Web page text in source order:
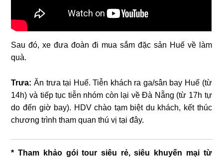
Sau đó, xe đưa đoàn đi mua sắm đặc sản Huế về làm
quà.
Trưa: Ăn trưa tại Huế. Tiễn khách ra ga/sân bay Huế (từ
14h) và tiếp tục tiễn nhóm còn lại về Đà Nẵng (từ 17h tự
do đến giờ bay). HDV chào tạm biệt du khách, kết thúc
chương trình tham quan thú vị tại đây.
* Tham khảo gói tour siêu rẻ, siêu khuyến mại từ